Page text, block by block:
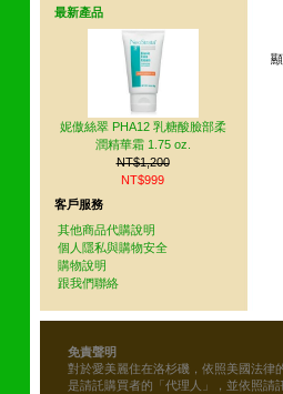
最新產品
妮傲絲翠 PHA12 乳糖酸臉部柔
潤精華霜 1.75 oz.
NT$1,200
NT$999
客戶服務
其他商品代購說明
個人隱私與購物安全
購物說明
跟我們聯絡
免責聲明
對於愛美麗住在洛杉磯，依照美國法律
是請託購買者的「代理人」，並依照請